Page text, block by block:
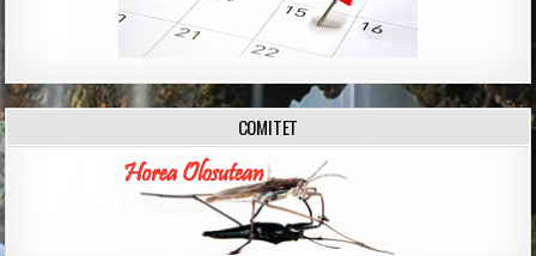
COMITET